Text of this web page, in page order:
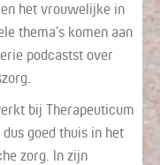
het vrouwelijke in
thema’s komen aan
podcastst over
bij Therapeuticum
goed thuis in het
zorg. In zijn